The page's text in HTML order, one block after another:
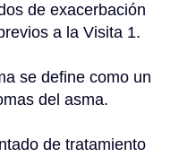
de exacerbación
a la Visita 1.
se define como un
del asma.
de tratamiento